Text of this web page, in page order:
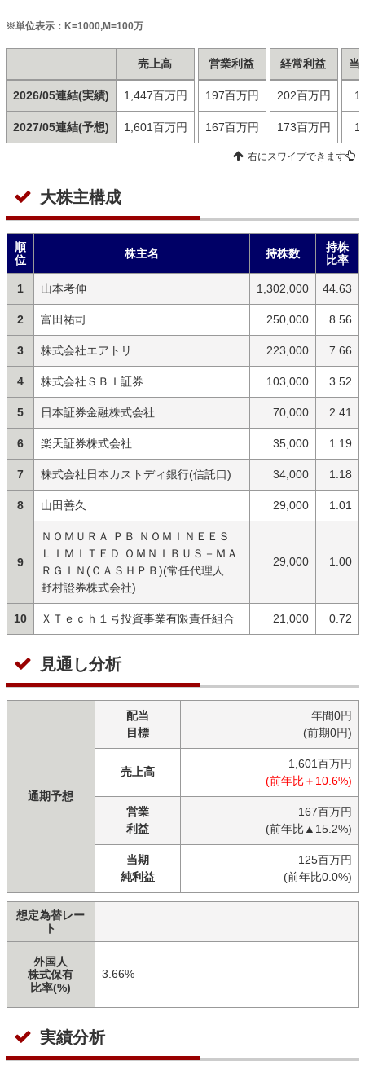
※単位表示：K=1000,M=100万
2026/05連結(実績)
2027/05連結(予想)
売上高
1,447百万円
1,601百万円
営業利益
197百万円
167百万円
経常利益
202百万円
173百万円
当
右にスワイプできます
大株主構成
順
位
株主名 持株数
持株
比率
1 山本考伸 1,302,000 44.63
2 富田祐司 250,000 8.56
3 株式会社エアトリ 223,000 7.66
4 株式会社ＳＢＩ証券 103,000 3.52
5 日本証券金融株式会社 70,000 2.41
6 楽天証券株式会社 35,000 1.19
7 株式会社日本カストディ銀行(信託口) 34,000 1.18
8 山田善久 29,000 1.01
9
ＮＯＭＵＲＡ ＰＢ ＮＯＭＩＮＥＥＳ
ＬＩＭＩＴＥＤ ＯＭＮＩＢＵＳ－ＭＡ
ＲＧＩＮ(ＣＡＳＨＰＢ)(常任代理人
野村證券株式会社)
29,000 1.00
10 ＸＴｅｃｈ１号投資事業有限責任組合 21,000 0.72
見通し分析
通期予想
配当
目標
年間0円
(前期0円)
売上高
1,601百万円
(前年比＋10.6%)
営業
利益
167百万円
(前年比▲15.2%)
当期
純利益
125百万円
(前年比0.0%)
想定為替レー
ト
外国人
株式保有
比率(%)
3.66%
実績分析